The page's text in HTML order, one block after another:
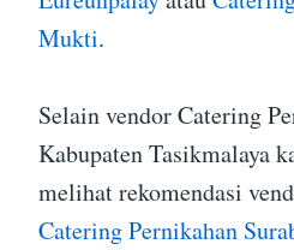
Mukti.
Selain vendor Catering
Kabupaten Tasikmalaya
melihat rekomendasi
Catering Pernikahan